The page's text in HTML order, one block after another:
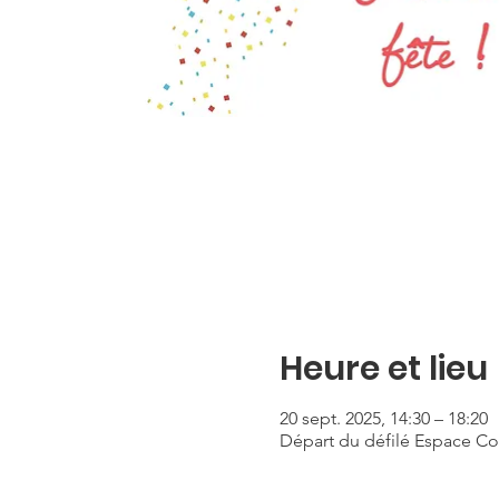
Heure et lieu
20 sept. 2025, 14:30 – 18:20
Départ du défilé Espace